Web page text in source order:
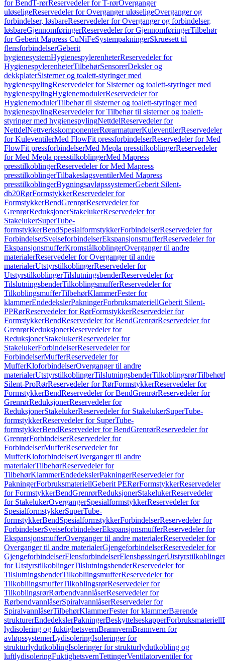
for BendT-rørReservedeler for T-rørOverganger
uløseligeReservedeler for Overganger uløseligeOverganger og
forbindelser, løsbareReservedeler for Overganger og forbindelser,
løsbareGjennomføringerReservedeler for GjennomføringerTilbehør
for Geberit Mapress CuNiFeSystempakningerSkruesett til
flensforbindelserGeberit
hygienesystemHygienespylerenheterReservedeler for
HygienespylerenheterTilbehørSensorerDeksler og
dekkplaterSisterner og toalett-styringer med
hygienespylingReservedeler for Sisterner og toalett-styringer med
hygienespylingHygienemodulerReservedeler for
HygienemodulerTilbehør til sisterner og toalett-styringer med
hygienespylingReservedeler for Tilbehør til sisterner og toalett-
styringer med hygienespylingNettdelReservedeler for
NettdelNettverkskomponenterRørarmaturerKuleventilerReservedeler
for KuleventilerMed FlowFit pressforbindelserReservedeler for Med
FlowFit pressforbindelserMed Mepla presstilkoblingerReservedeler
for Med Mepla presstilkoblingerMed Mapress
presstilkoblingerReservedeler for Med Mapress
presstilkoblingerTilbakeslagsventilerMed Mapress
presstilkoblingerBygningsavløpssystemerGeberit Silent-
db20RørFormstykkerReservedeler for
FormstykkerBendGrenrørReservedeler for
GrenrørReduksjonerStakelukerReservedeler for
StakelukerSuperTube-
formstykkerBendSpesialformstykkerForbindelserReservedeler for
ForbindelserSveiseforbindelserEkspansjonsmufferReservedeler for
EkspansjonsmufferKromstålkoblingerOverganger til andre
materialerReservedeler for Overganger til andre
materialerUtstyrstilkoblingerReservedeler for
UtstyrstilkoblingerTilslutningsbenderReservedeler for
TilslutningsbenderTilkoblingsmufferReservedeler for
TilkoblingsmufferTilbehørKlammerFester for
klammerEndedekslerPakningerForbruksmateriellGeberit Silent-
PPRørReservedeler for RørFormstykkerReservedeler for
FormstykkerBendReservedeler for BendGrenrørReservedeler for
GrenrørReduksjonerReservedeler for
ReduksjonerStakelukerReservedeler for
StakelukerForbindelserReservedeler for
ForbindelserMufferReservedeler for
MufferKloforbindelserOverganger til andre
materialerUtstyrstilkoblingerTilslutningsbenderTilkoblingsrørTilbehør
Silent-ProRørReservedeler for RørFormstykkerReservedeler for
FormstykkerBendReservedeler for BendGrenrørReservedeler for
GrenrørReduksjonerReservedeler for
ReduksjonerStakelukerReservedeler for StakelukerSuperTube-
formstykkerReservedeler for SuperTube-
formstykkerBendReservedeler for BendGrenrørReservedeler for
GrenrørForbindelserReservedeler for
ForbindelserMufferReservedeler for
MufferKloforbindelserOverganger til andre
materialerTilbehørReservedeler for
TilbehørKlammerEndedekslerPakningerReservedeler for
PakningerForbruksmateriellGeberit PERørFormstykkerReservedeler
for FormstykkerBendGrenrørReduksjonerStakelukerReservedeler
for StakelukerOvergangerSpesialformstykkerReservedeler for
SpesialformstykkerSuperTube-
formstykkerBendSpesialformstykkerForbindelserReservedeler for
ForbindelserSveiseforbindelserEkspansjonsmufferReservedeler for
EkspansjonsmufferOverganger til andre materialerReservedeler for
Overganger til andre materialerGjengeforbindelserReservedeler for
GjengeforbindelserFlensforbindelserFlensbøssingerUtstyrstilkoblinger
for UtstyrstilkoblingerTilslutningsbenderReservedeler for
TilslutningsbenderTilkobliingsmufferReservedeler for
TilkobliingsmufferTilkoblingsrørReservedeler for
TilkoblingsrørRørbendvannlåserReservedeler for
RørbendvannlåserSpiralvannlåserReservedeler for
SpiralvannlåserTilbehørKlammerFester for klammerBærende
strukturerEndedekslerPakningerBeskyttelseskapperForbruksmateriell
lydisolering og fuktighetsvernBrannvernBrannvern for
avløpssystemerLydisoleringIsoleringer for
strukturlydutkoblingIsoleringer for strukturlydutkobling og
luftlydisoleringFuktighetsvernTettingerVentilatorventiler for